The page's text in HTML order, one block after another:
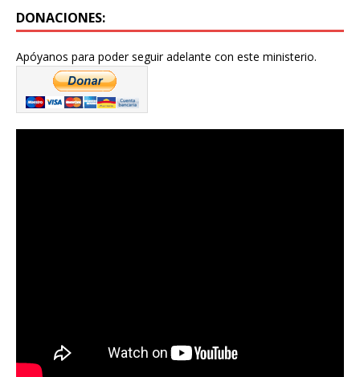
DONACIONES:
Apóyanos para poder seguir adelante con este ministerio.